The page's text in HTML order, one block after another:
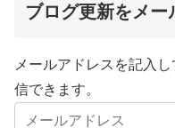
ブログ更新をメー
メールアドレスを記入
信できます。